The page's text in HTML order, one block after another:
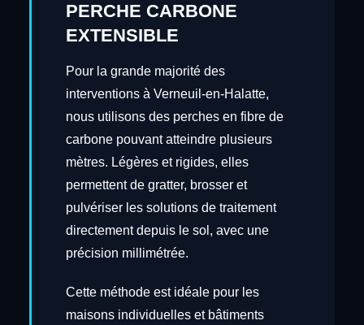
PERCHE CARBONE
EXTENSIBLE
Pour la grande majorité des
interventions à Verneuil-en-Halatte,
nous utilisons des perches en fibre de
carbone pouvant atteindre plusieurs
mètres. Légères et rigides, elles
permettent de gratter, brosser et
pulvériser les solutions de traitement
directement depuis le sol, avec une
précision millimétrée.
Cette méthode est idéale pour les
maisons individuelles et bâtiments